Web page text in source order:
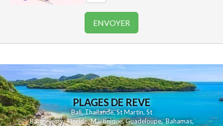
PLAGES DE REVE
Bali,Thailande,St Martin,St
Barthelemy,Floride,Martinique,Guadeloupe,Bahamas,